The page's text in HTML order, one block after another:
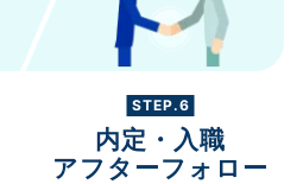
STEP.6
内定・入職
アフターフォロー